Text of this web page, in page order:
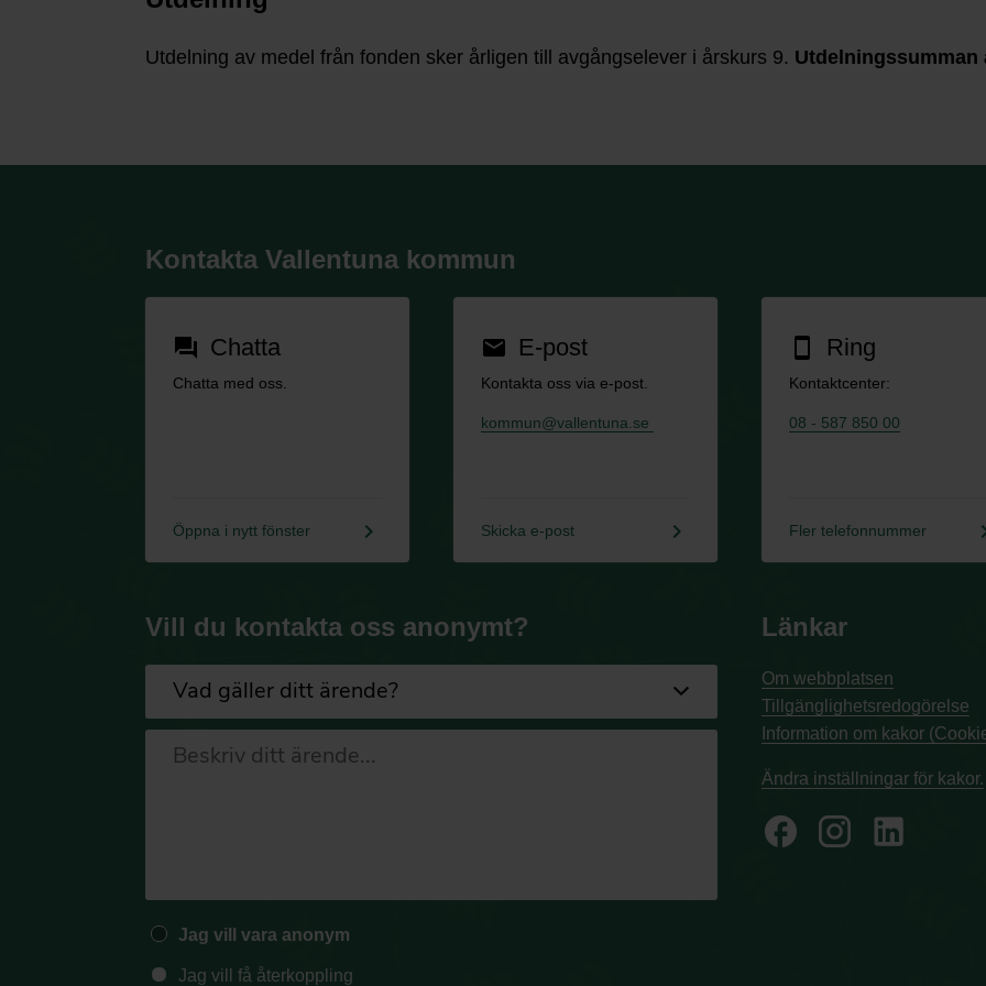
Utdelning av medel från fonden sker årligen till avgångselever i årskurs 9. Utdelningssumman
Kontakta Vallentuna kommun
forum Chatta
Chatta med oss.
Öppna i nytt fönster keyboard_arrow_right
email E-post
Kontakta oss via e-post.
kommun@vallentuna.se
Skicka e-post keyboard_arrow_right
smartphone Ring
Kontaktcenter:
08 - 587 850 00
Fler telefonnummer
Vill du kontakta oss anonymt?
Jag vill vara anonym
Jag vill få återkoppling
Länkar
Om webbplatsen
Tillgänglighetsredogörelse
Information om kakor
Ändra inställningar för kakor.
facebook